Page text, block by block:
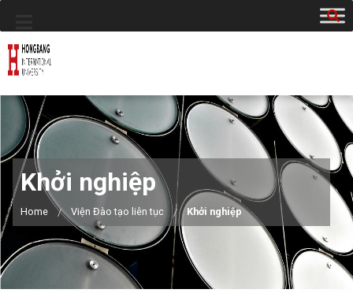
Khởi nghiệp
Home Viện Đào tạo liên tục Khởi nghiệp